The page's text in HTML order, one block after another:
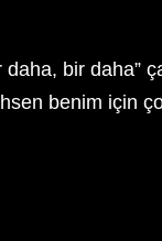
daha, bir daha”
benim için